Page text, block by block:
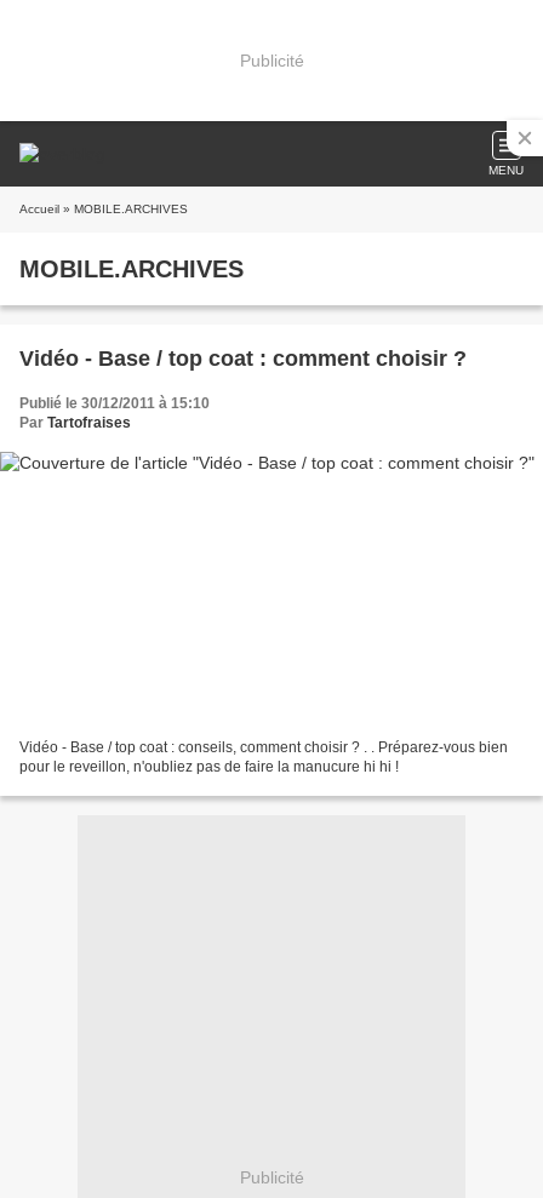
Publicité
MENU
Accueil » MOBILE.ARCHIVES
MOBILE.ARCHIVES
Vidéo - Base / top coat : comment choisir ?
Publié le 30/12/2011 à 15:10
Par Tartofraises
Vidéo - Base / top coat : conseils, comment choisir ? . . Préparez-vous bien
pour le reveillon, n'oubliez pas de faire la manucure hi hi !
Publicité